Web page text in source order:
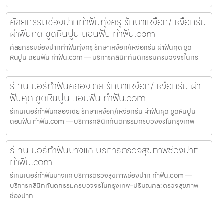
ศัลยกรรมช่องปากทำฟันทุ่งครุ รักษาเหงือก/เหงือกร่น
ผ่าฟันคุด ขูดหินปูน ถอนฟัน ทำฟัน.com
ศัลยกรรมช่องปากทำฟันทุ่งครุ รักษาเหงือก/เหงือกร่น ผ่าฟันคุด ขูด
หินปูน ถอนฟัน ทำฟัน.com — บริการคลินิกทันตกรรมครบวงจรในกร
รีเทนเนอร์ทำฟันคลองเตย รักษาเหงือก/เหงือกร่น ผ่า
ฟันคุด ขูดหินปูน ถอนฟัน ทำฟัน.com
รีเทนเนอร์ทำฟันคลองเตย รักษาเหงือก/เหงือกร่น ผ่าฟันคุด ขูดหินปูน
ถอนฟัน ทำฟัน.com — บริการคลินิกทันตกรรมครบวงจรในกรุงเทพ
รีเทนเนอร์ทำฟันบางแค บริการตรวจสุขภาพช่องปาก
ทำฟัน.com
รีเทนเนอร์ทำฟันบางแค บริการตรวจสุขภาพช่องปาก ทำฟัน.com —
บริการคลินิกทันตกรรมครบวงจรในกรุงเทพ–ปริมณฑล: ตรวจสุขภาพ
ช่องปาก